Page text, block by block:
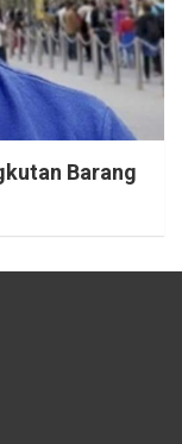
Barang